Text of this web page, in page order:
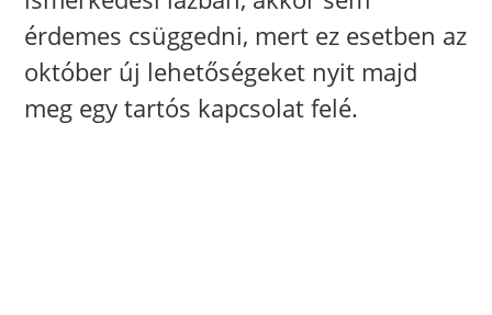
érdemes csüggedni, mert ez esetben az
október új lehetőségeket nyit majd
meg egy tartós kapcsolat felé.